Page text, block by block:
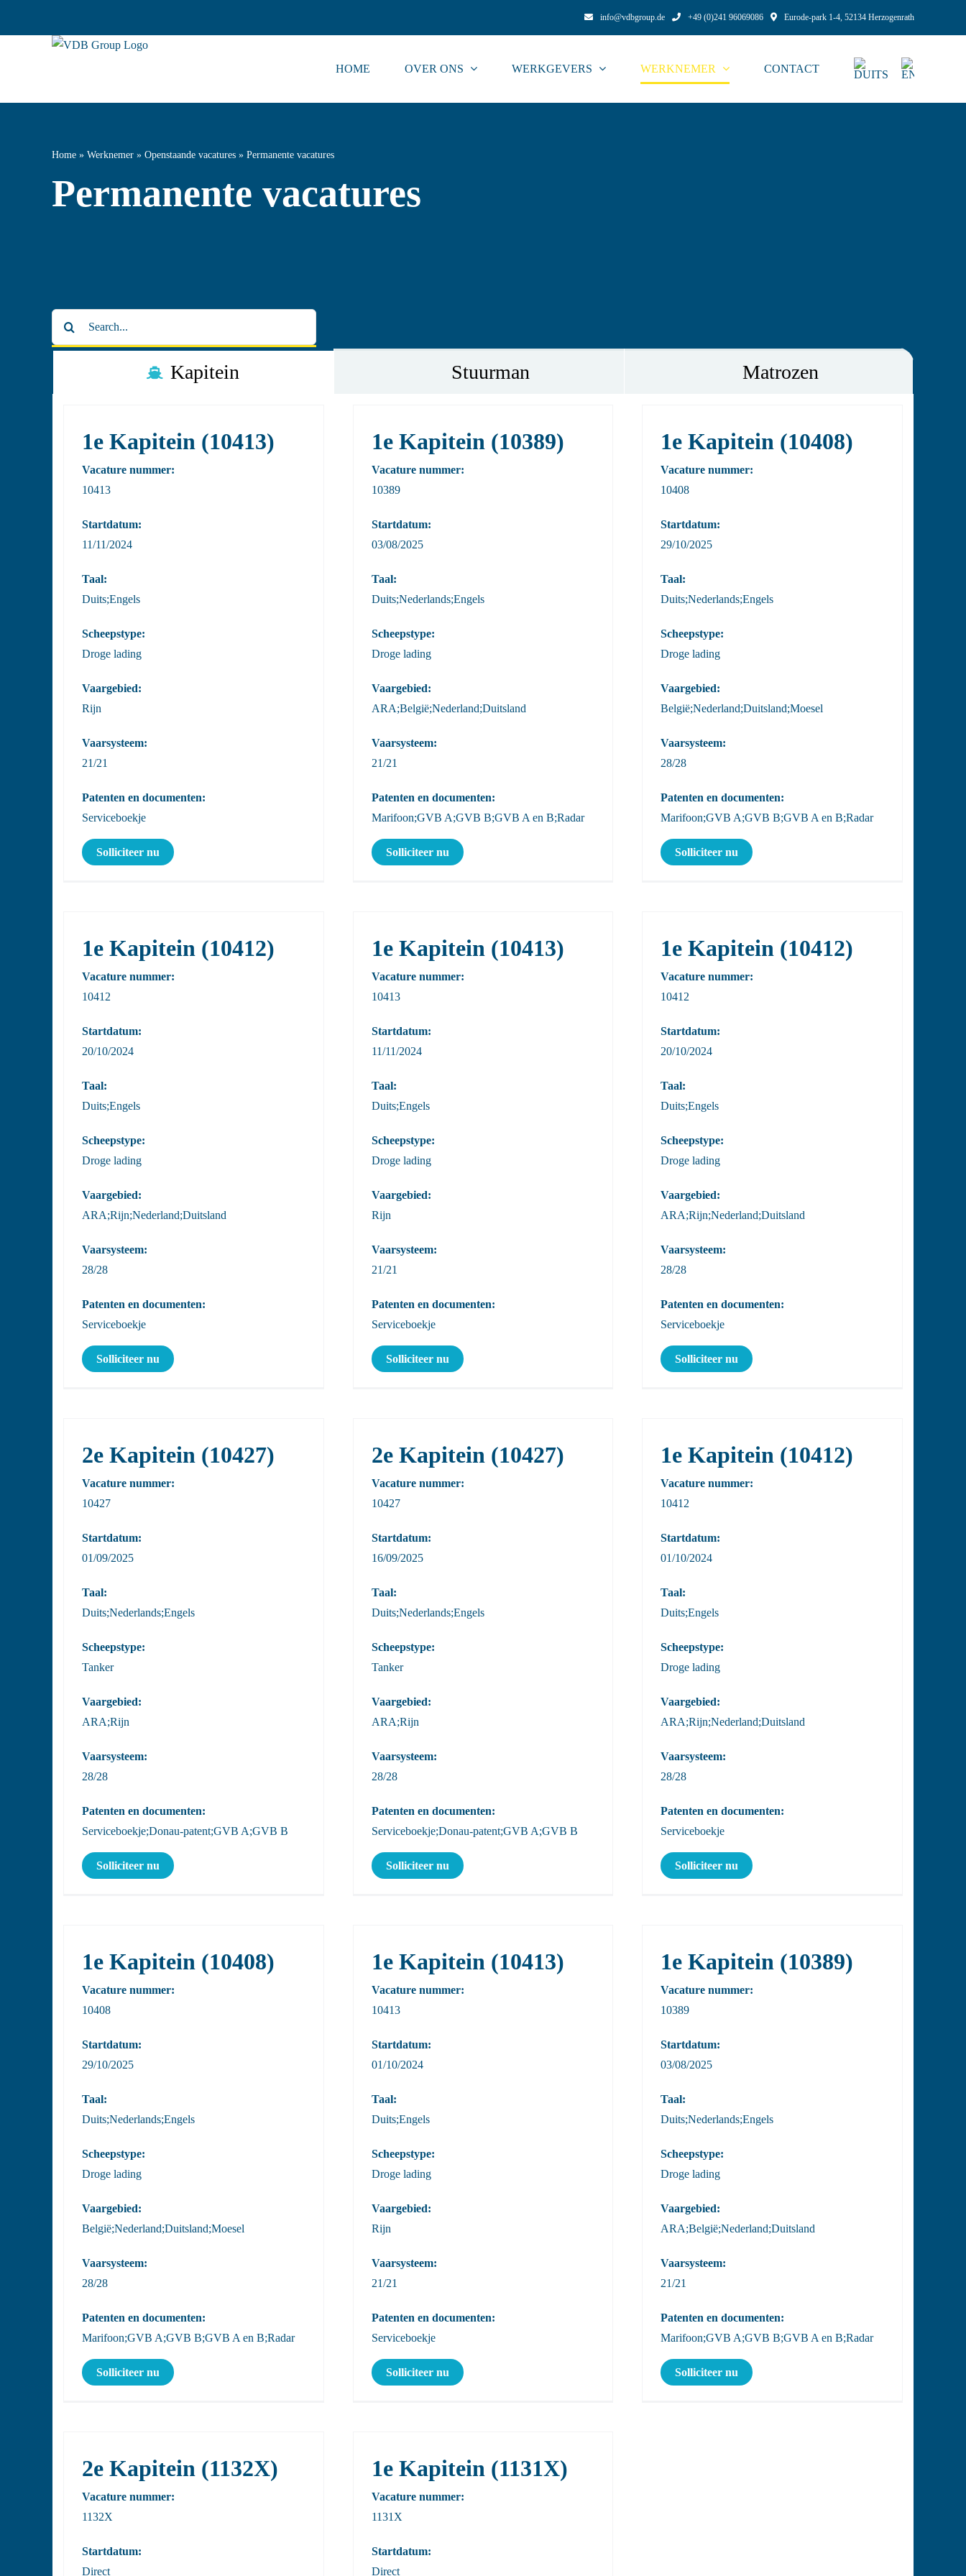
info@vdbgroup.de +49 (0)241 96069086 Eurode-park 1-4, 52134 Herzogenrath
HOME OVER ONS WERKGEVERS WERKNEMER CONTACT
Home» Werknemer» Openstaande vacatures» Permanente vacatures
Permanente vacatures
Kapitein Stuurman Matrozen
1e Kapitein (10413)
Vacature nummer:
10413
Startdatum:
11/11/2024
Taal:
Duits;Engels
Scheepstype:
Droge lading
Vaargebied:
Rijn
Vaarsysteem:
21/21
Patenten en documenten:
Serviceboekje
Solliciteer nu
1e Kapitein (10389)
Vacature nummer:
10389
Startdatum:
03/08/2025
Taal:
Duits;Nederlands;Engels
Scheepstype:
Droge lading
Vaargebied:
ARA;België;Nederland;Duitsland
Vaarsysteem:
21/21
Patenten en documenten:
Marifoon;GVB A;GVB B;GVB A en B;Radar
Solliciteer nu
1e Kapitein (10408)
Vacature nummer:
10408
Startdatum:
29/10/2025
Taal:
Duits;Nederlands;Engels
Scheepstype:
Droge lading
Vaargebied:
België;Nederland;Duitsland;Moesel
Vaarsysteem:
28/28
Patenten en documenten:
Marifoon;GVB A;GVB B;GVB A en B;Radar
Solliciteer nu
1e Kapitein (10412)
Vacature nummer:
10412
Startdatum:
20/10/2024
Taal:
Duits;Engels
Scheepstype:
Droge lading
Vaargebied:
ARA;Rijn;Nederland;Duitsland
Vaarsysteem:
28/28
Patenten en documenten:
Serviceboekje
Solliciteer nu
1e Kapitein (10413)
Vacature nummer:
10413
Startdatum:
11/11/2024
Taal:
Duits;Engels
Scheepstype:
Droge lading
Vaargebied:
Rijn
Vaarsysteem:
21/21
Patenten en documenten:
Serviceboekje
Solliciteer nu
1e Kapitein (10412)
Vacature nummer:
10412
Startdatum:
20/10/2024
Taal:
Duits;Engels
Scheepstype:
Droge lading
Vaargebied:
ARA;Rijn;Nederland;Duitsland
Vaarsysteem:
28/28
Patenten en documenten:
Serviceboekje
Solliciteer nu
2e Kapitein (10427)
Vacature nummer:
10427
Startdatum:
01/09/2025
Taal:
Duits;Nederlands;Engels
Scheepstype:
Tanker
Vaargebied:
ARA;Rijn
Vaarsysteem:
28/28
Patenten en documenten:
Serviceboekje;Donau-patent;GVB A;GVB B
Solliciteer nu
2e Kapitein (10427)
Vacature nummer:
10427
Startdatum:
16/09/2025
Taal:
Duits;Nederlands;Engels
Scheepstype:
Tanker
Vaargebied:
ARA;Rijn
Vaarsysteem:
28/28
Patenten en documenten:
Serviceboekje;Donau-patent;GVB A;GVB B
Solliciteer nu
1e Kapitein (10412)
Vacature nummer:
10412
Startdatum:
01/10/2024
Taal:
Duits;Engels
Scheepstype:
Droge lading
Vaargebied:
ARA;Rijn;Nederland;Duitsland
Vaarsysteem:
28/28
Patenten en documenten:
Serviceboekje
Solliciteer nu
1e Kapitein (10408)
Vacature nummer:
10408
Startdatum:
29/10/2025
Taal:
Duits;Nederlands;Engels
Scheepstype:
Droge lading
Vaargebied:
België;Nederland;Duitsland;Moesel
Vaarsysteem:
28/28
Patenten en documenten:
Marifoon;GVB A;GVB B;GVB A en B;Radar
Solliciteer nu
1e Kapitein (10413)
Vacature nummer:
10413
Startdatum:
01/10/2024
Taal:
Duits;Engels
Scheepstype:
Droge lading
Vaargebied:
Rijn
Vaarsysteem:
21/21
Patenten en documenten:
Serviceboekje
Solliciteer nu
1e Kapitein (10389)
Vacature nummer:
10389
Startdatum:
03/08/2025
Taal:
Duits;Nederlands;Engels
Scheepstype:
Droge lading
Vaargebied:
ARA;België;Nederland;Duitsland
Vaarsysteem:
21/21
Patenten en documenten:
Marifoon;GVB A;GVB B;GVB A en B;Radar
Solliciteer nu
2e Kapitein (1132X)
Vacature nummer:
1132X
Startdatum:
Direct
1e Kapitein (1131X)
Vacature nummer:
1131X
Startdatum:
Direct